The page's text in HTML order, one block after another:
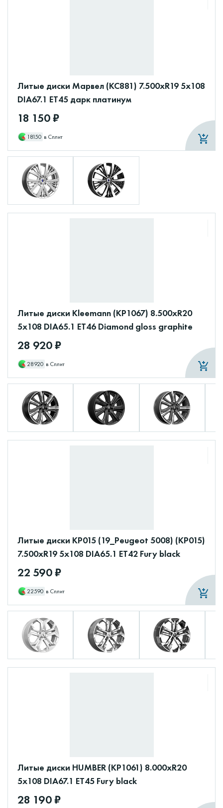
Литые диски Марвел (КС881) 7.500xR19 5x108
DIA67.1 ET45 дарк платинум
18 150 ₽
18150 в Сплит
Литые диски Kleemann (КР1067) 8.500xR20
5x108 DIA65.1 ET46 Diamond gloss graphite
28 920 ₽
28920 в Сплит
Литые диски КР015 (19_Peugeot 5008) (КР015)
7.500xR19 5x108 DIA65.1 ET42 Fury black
22 590 ₽
22590 в Сплит
Литые диски HUMBER (КР1061) 8.000xR20
5x108 DIA67.1 ET45 Fury black
28 190 ₽